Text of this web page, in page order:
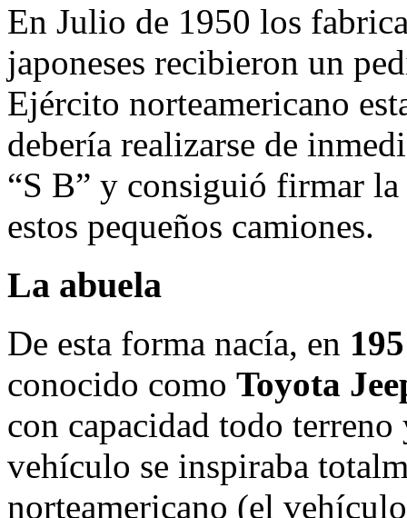
En Julio de 1950 los
japoneses recibieron un
Ejército norteamericano
debería realizarse de
“S B” y consiguió firmar
estos pequeños camiones.
La abuela
De esta forma nacía, en
conocido como Toyota
con capacidad todo
vehículo se inspiraba
norteamericano (el